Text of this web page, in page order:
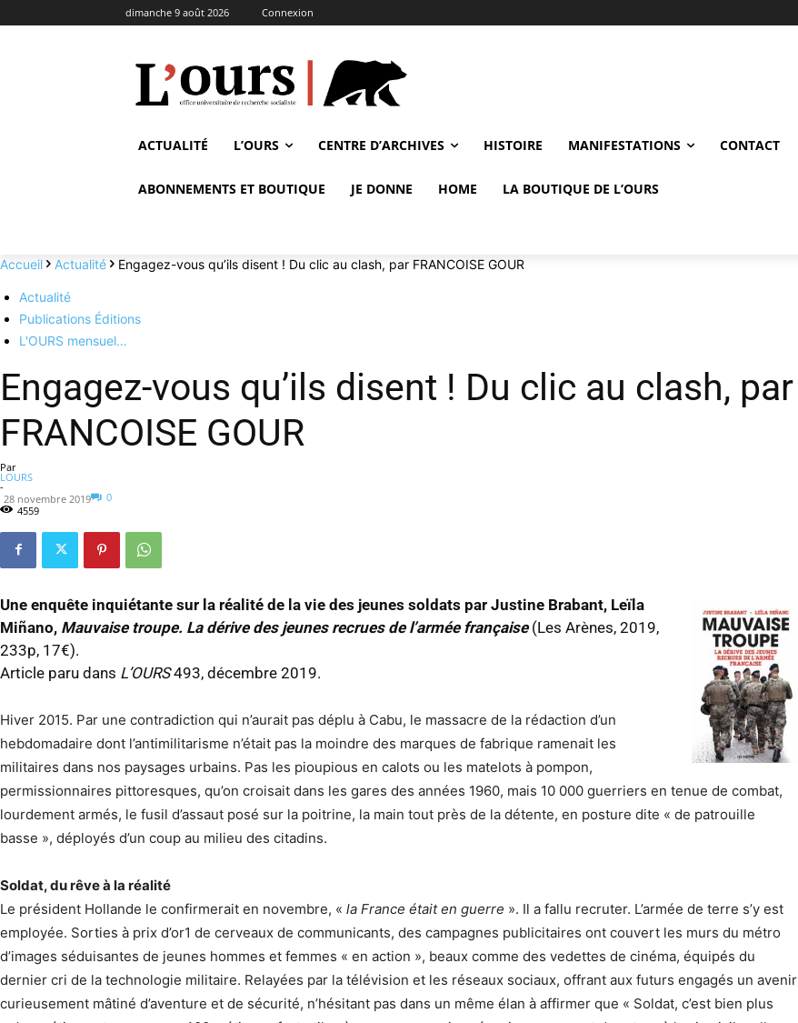
dimanche 9 août 2026 Connexion
ACTUALITÉ L’OURS CENTRE D’ARCHIVES HISTOIRE MANIFESTATIONS CONTACT
ABONNEMENTS ET BOUTIQUE JE DONNE HOME LA BOUTIQUE DE L’OURS
Accueil Actualité Engagez-vous qu’ils disent ! Du clic au clash, par FRANCOISE GOUR
Actualité
Publications Éditions
L'OURS mensuel…
Engagez-vous qu’ils disent ! Du clic au clash, par
FRANCOISE GOUR
Par
LOURS
-
28 novembre 2019
0
4559
Une enquête inquiétante sur la réalité de la vie des jeunes soldats par Justine Brabant, Leïla
Miñano, Mauvaise troupe. La dérive des jeunes recrues de l’armée française (Les Arènes, 2019,
233p, 17€).
Article paru dans L’OURS493, décembre 2019.
Hiver 2015. Par une contradiction qui n’aurait pas déplu à Cabu, le massacre de la rédaction d’un
hebdomadaire dont l’antimilitarisme n’était pas la moindre des marques de fabrique ramenait les
militaires dans nos paysages urbains. Pas les pioupious en calots ou les matelots à pompon,
permissionnaires pittoresques, qu’on croisait dans les gares des années 1960, mais 10 000 guerriers en tenue de combat,
lourdement armés, le fusil d’assaut posé sur la poitrine, la main tout près de la détente, en posture dite « de patrouille
basse », déployés d’un coup au milieu des citadins.
Soldat, du rêve à la réalité
Le président Hollande le confirmerait en novembre, « la France était en guerre ». Il a fallu recruter. L’armée de terre s’y est
employée. Sorties à prix d’or1 de cerveaux de communicants, des campagnes publicitaires ont couvert les murs du métro
d’images séduisantes de jeunes hommes et femmes « en action », beaux comme des vedettes de cinéma, équipés du
dernier cri de la technologie militaire. Relayées par la télévision et les réseaux sociaux, offrant aux futurs engagés un avenir
curieusement mâtiné d’aventure et de sécurité, n’hésitant pas dans un même élan à affirmer que « Soldat, c’est bien plus